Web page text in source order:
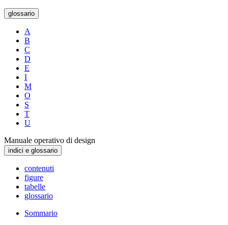
glossario
A
B
C
D
E
I
M
O
S
T
U
Manuale operativo di design
indici e glossario
contenuti
figure
tabelle
glossario
Sommario